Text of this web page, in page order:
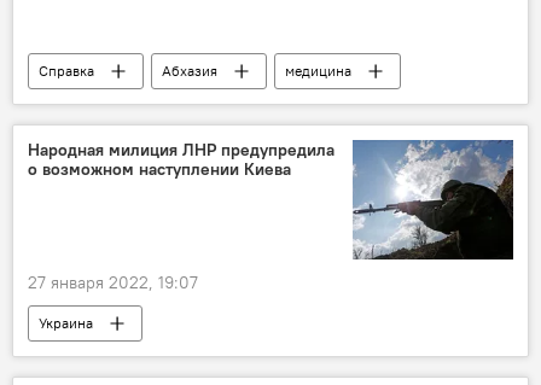
Справка Абхазия медицина
Народная милиция ЛНР предупредила
о возможном наступлении Киева
27 января 2022, 19:07
Украина
Вооруженный конфликт на востоке Украины (2015)